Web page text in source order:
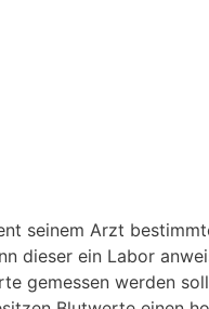
seinem Arzt
dieser ein Labor
gemessen werden